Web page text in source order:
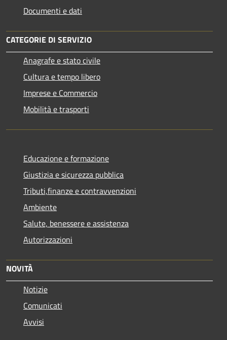
Documenti e dati
CATEGORIE DI SERVIZIO
Anagrafe e stato civile
Cultura e tempo libero
Imprese e Commercio
Mobilità e trasporti
Educazione e formazione
Giustizia e sicurezza pubblica
Tributi,finanze e contravvenzioni
Ambiente
Salute, benessere e assistenza
Autorizzazioni
NOVITÀ
Notizie
Comunicati
Avvisi